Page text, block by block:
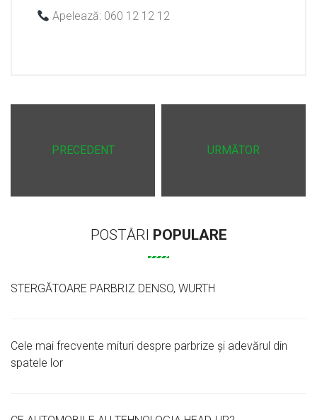
Apelează: 060 12 12 12
PRECEDENT URMĂTOR
POSTĂRI POPULARE
STERGĂTOARE PARBRIZ DENSO, WURTH
Cele mai frecvente mituri despre parbrize și adevărul din
spatele lor